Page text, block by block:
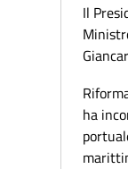
Il
ha